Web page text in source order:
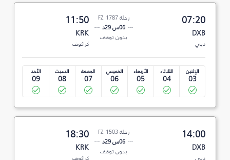
07:20
DXB
دبي
رحلة FZ 1787
06س 29د
بدون توقف
11:50
KRK
كراكوف
الإثنين
03
الثلاثاء
04
الأربعاء
05
الخميس
06
الجمعة
07
السبت
08
الأحد
09
14:00
DXB
دبي
رحلة FZ 1503
06س 29د
بدون توقف
18:30
KRK
كراكوف